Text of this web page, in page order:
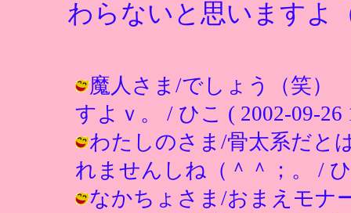
わらないと思いますよ
魔人さま/でしょう（笑）
すよｖ。 / ひこ ( 2002-09-26
わたしのさま/骨太系だと
れませんしね（＾＾；。 /
なかちょさま/おまえモナ